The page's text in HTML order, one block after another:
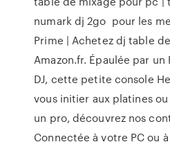
numark dj 2go pour les
Prime | Achetez dj table
Amazon.fr. Épaulée par
DJ, cette petite console
vous initier aux platines
un pro, découvrez nos
Connectée à votre PC ou